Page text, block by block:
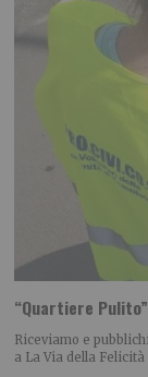
“Quartiere Pulito”
Riceviamo e
a La Via della